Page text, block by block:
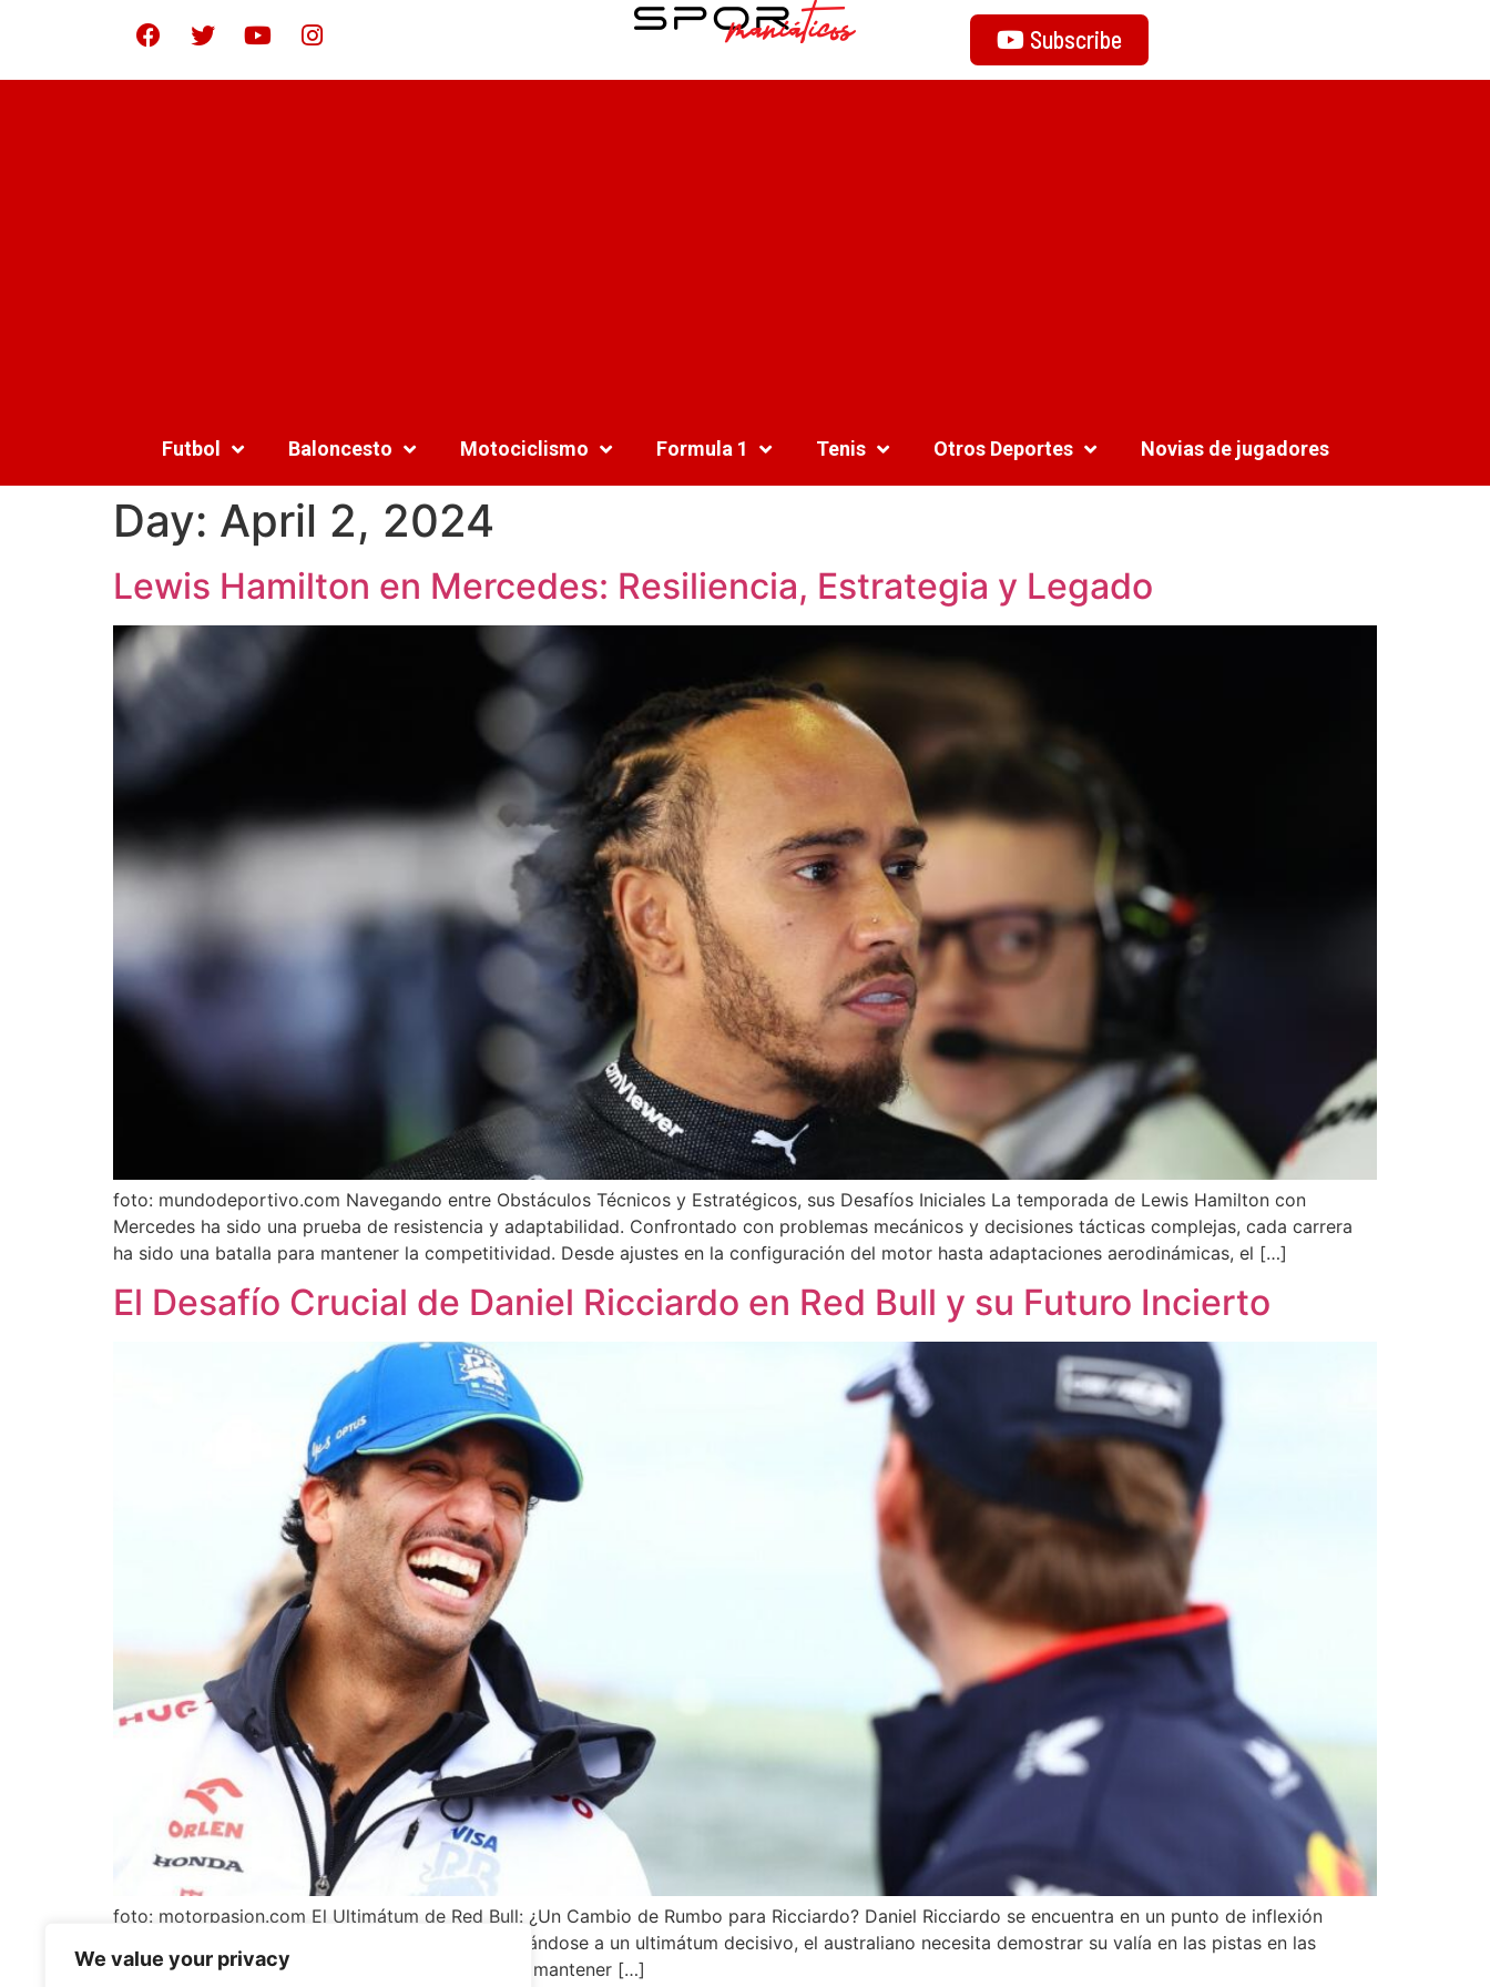
We value your privacy
Subscribe
Futbol Baloncesto Motociclismo Formula 1 Tenis Otros Deportes Novias de jugadores
Day: April 2, 2024
Lewis Hamilton en Mercedes: Resiliencia, Estrategia y Legado
foto: mundodeportivo.com Navegando entre Obstáculos Técnicos y Estratégicos, sus Desafíos Iniciales La temporada de Lewis Hamilton con
Mercedes ha sido una prueba de resistencia y adaptabilidad. Confrontado con problemas mecánicos y decisiones tácticas complejas, cada carrera
ha sido una batalla para mantener la competitividad. Desde ajustes en la configuración del motor hasta adaptaciones aerodinámicas, el […]
El Desafío Crucial de Daniel Ricciardo en Red Bull y su Futuro Incierto
foto: motorpasion.com El Ultimátum de Red Bull: ¿Un Cambio de Rumbo para Ricciardo? Daniel Ricciardo se encuentra en un punto de inflexión
dentro de su carrera con Red Bull Racing. Enfrentándose a un ultimátum decisivo, el australiano necesita demostrar su valía en las pistas en las
siguientes dos carreras. Este reto no solo implica mantener […]